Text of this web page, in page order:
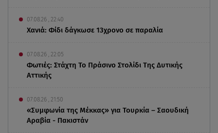
07.08.26 , 22:40
Χανιά: Φίδι δάγκωσε 13χρονο σε παραλία
07.08.26 , 22:05
Φωτιές: Στάχτη Το Πράσινο Στολίδι Της Δυτικής
Αττικής
07.08.26 , 21:50
«Συμφωνία της Μέκκας» για Τουρκία – Σαουδική
Αραβία - Πακιστάν